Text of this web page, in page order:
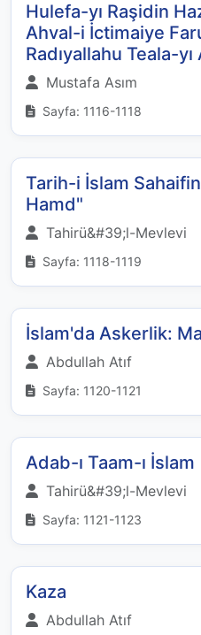
Hulefa-yı Raşidin
Ahval-i İctimaiye
Radıyallahu Teala-
Mustafa Asım
Sayfa: 1116-1118
Tarih-i İslam
Hamd"
Tahirü&#39;l-Mevlevi
Sayfa: 1118-1119
İslam'da Askerlik:
Abdullah Atıf
Sayfa: 1120-1121
Adab-ı Taam-ı İslam
Tahirü&#39;l-Mevlevi
Sayfa: 1121-1123
Kaza
Abdullah Atıf